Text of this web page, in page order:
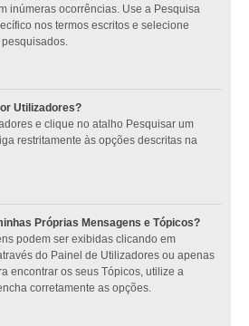
inúmeras ocorrências. Use a Pesquisa
nos termos escritos e selecione
Utilizadores?
e clique no atalho Pesquisar um
restritamente às opções descritas na
Próprias Mensagens e Tópicos?
podem ser exibidas clicando em
do Painel de Utilizadores ou apenas
encontrar os seus Tópicos, utilize a
corretamente as opções.